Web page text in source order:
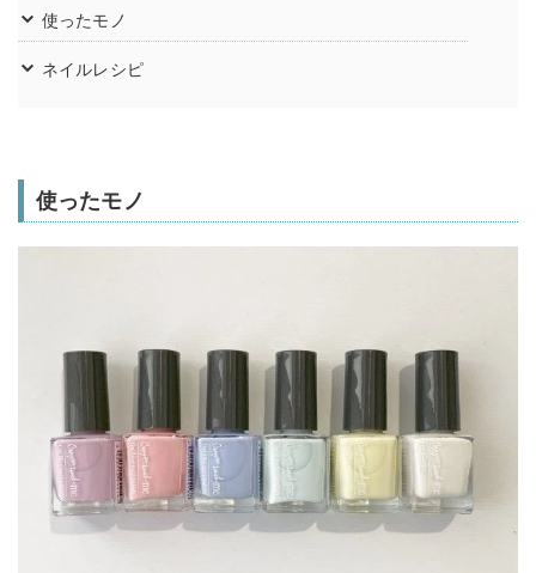
使ったモノ
ネイルレシピ
使ったモノ